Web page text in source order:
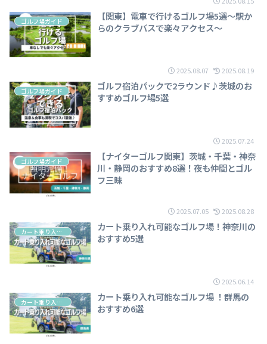
ゴルフ場ガイド
【関東】電車で行けるゴルフ場5選～駅か
らのクラブバスで楽々アクセス～
2025.08.07 2025.08.19
ゴルフ場ガイド
ゴルフ宿泊パックで2ラウンド♪茨城のお
すすめゴルフ場5選
2025.07.24
ゴルフ場ガイド
【ナイターゴルフ関東】茨城・千葉・神奈
川・静岡のおすすめ8選！夜も仲間とゴル
フ三昧
2025.07.05 2025.08.28
カート乗り入れ可能
カート乗り入れ可能なゴルフ場！神奈川の
おすすめ5選
2025.06.14
カート乗り入れ可能
カート乗り入れ可能なゴルフ場 ！群馬の
おすすめ6選